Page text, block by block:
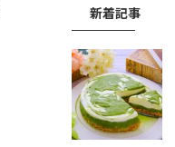
新着記事